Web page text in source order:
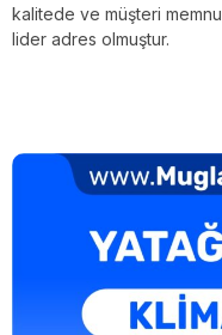
kalitede ve müşteri
lider adres olmuştur.